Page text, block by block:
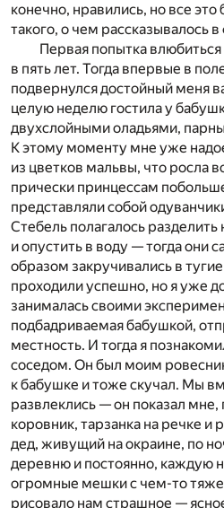
конечно, нравились, но все
такого, о чем рассказывалось
Первая попытка
в пять лет. Тогда впервые в
подвернулся достойный меня
целую неделю гостила у
двухслойными оладьями,
К этому моменту мне уже
из цветков мальвы, что росла
прически принцессам
представляли собой
Стебель полагалось разделить
и опустить в воду — тогда
образом закручивались в
проходили успешно, но я уже
занималась своими
подбадриваемая бабушкой,
местность. И тогда я
соседом. Он был моим
к бабушке и тоже скучал. Мы
развлеклись — он показал мне,
коровник, тарзанка на речке и
дед, живущий на окраине, по
деревню и постоянно, каждую
огромные мешки с чем-то
рисовало нам страшное —